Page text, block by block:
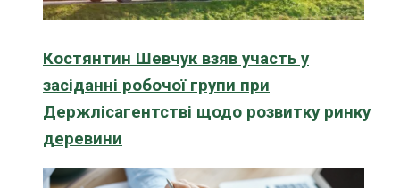
Костянтин Шевчук взяв участь у
засіданні робочої групи при
Держлісагентстві щодо розвитку ринку
деревини